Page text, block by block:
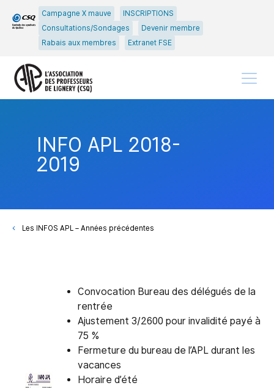
Passer
au
principal
Passer
au
Campagne X mauve
INSCRIPTIONS
Consultations/Sondages
Devenir membre
Rabais aux membres
Extranet FSE
INFO APL 2018-
2019
Les INFOS APL – Années précédentes
Convocation Bureau des délégués de la
rentrée
Ajustement 3/2600 pour invalidité payé à
75 %
Fermeture du bureau de l’APL durant les
vacances
Horaire d’été